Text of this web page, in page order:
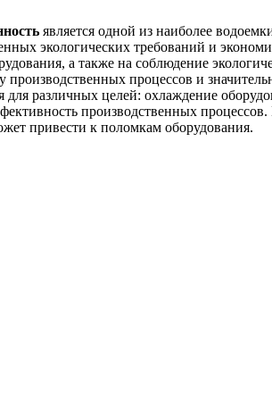
является одной из наиболее
экологических требований и
а также на соблюдение
производственных процессов и
для различных целей: охлаждение
производственных
привести к поломкам оборудования.